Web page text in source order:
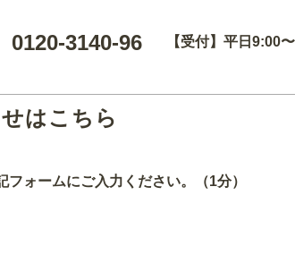
0120-3140-96 【受付】平日9:00
はこちら
フォームにご入力ください。（1分）